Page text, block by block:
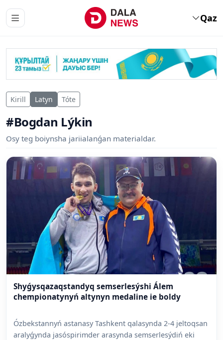
Qaz
Kirill Latyn Tóte
#Bogdan Lýkin
Osy teg boiynsha jariialanǵan materialdar.
Shyǵysqazaqstandyq semserlesýshi Álem
chempionatynyń altynyn medaline ie boldy
Ózbekstannyń astanasy Tashkent qalasynda 2-4 jeltoqsan
aralyǵynda jasóspirimder arasynda semserlesýdiń eki